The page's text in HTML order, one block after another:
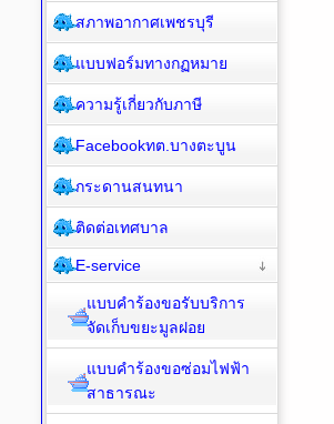
สภาพอากาศเพชรบุรี
แบบฟอร์มทางกฏหมาย
ความรู้เกี่ยวกับภาษี
Facebookทต.บางตะบูน
กระดานสนทนา
ติดต่อเทศบาล
E-service
แบบคำร้องขอรับบริการ
จัดเก็บขยะมูลฝอย
แบบคำร้องขอซ่อมไฟฟ้า
สาธารณะ